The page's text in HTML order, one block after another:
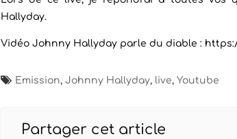
Hallyday.
Vidéo Johnny Hallyday parle du diable :
Emission, Johnny Hallyday, live, Youtube
Partager cet article